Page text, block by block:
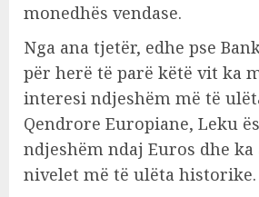
monedhës vendase.
Nga ana tjetër, edhe pse
për herë të parë këtë vit ka
interesi ndjeshëm më të
Qendrore Europiane, Leku
ndjeshëm ndaj Euros dhe
nivelet më të ulëta historike.